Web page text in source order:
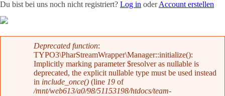
Du bist bei uns noch nicht registriert? Log in oderAccount erstellen
Fehlermeldung
Deprecated function:
TYPO3\PharStreamWrapper\Manager::initialize():
Implicitly marking parameter $resolver as nullable is
deprecated, the explicit nullable type must be used instead
in include_once() (line 19 of
/mnt/web613/a0/98/51153198/htdocs/team-